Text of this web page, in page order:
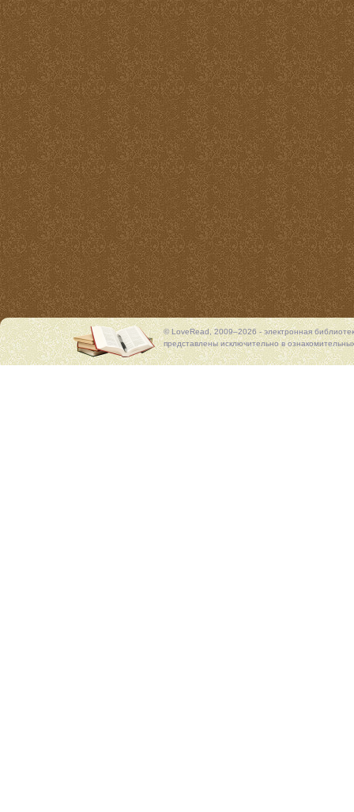
© LoveRead, 2009–2026 - электронная
представлены исключительно в